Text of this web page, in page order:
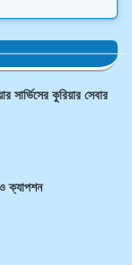
সার্ভিসের কুরিয়ার সেবার
ক্যাপশন